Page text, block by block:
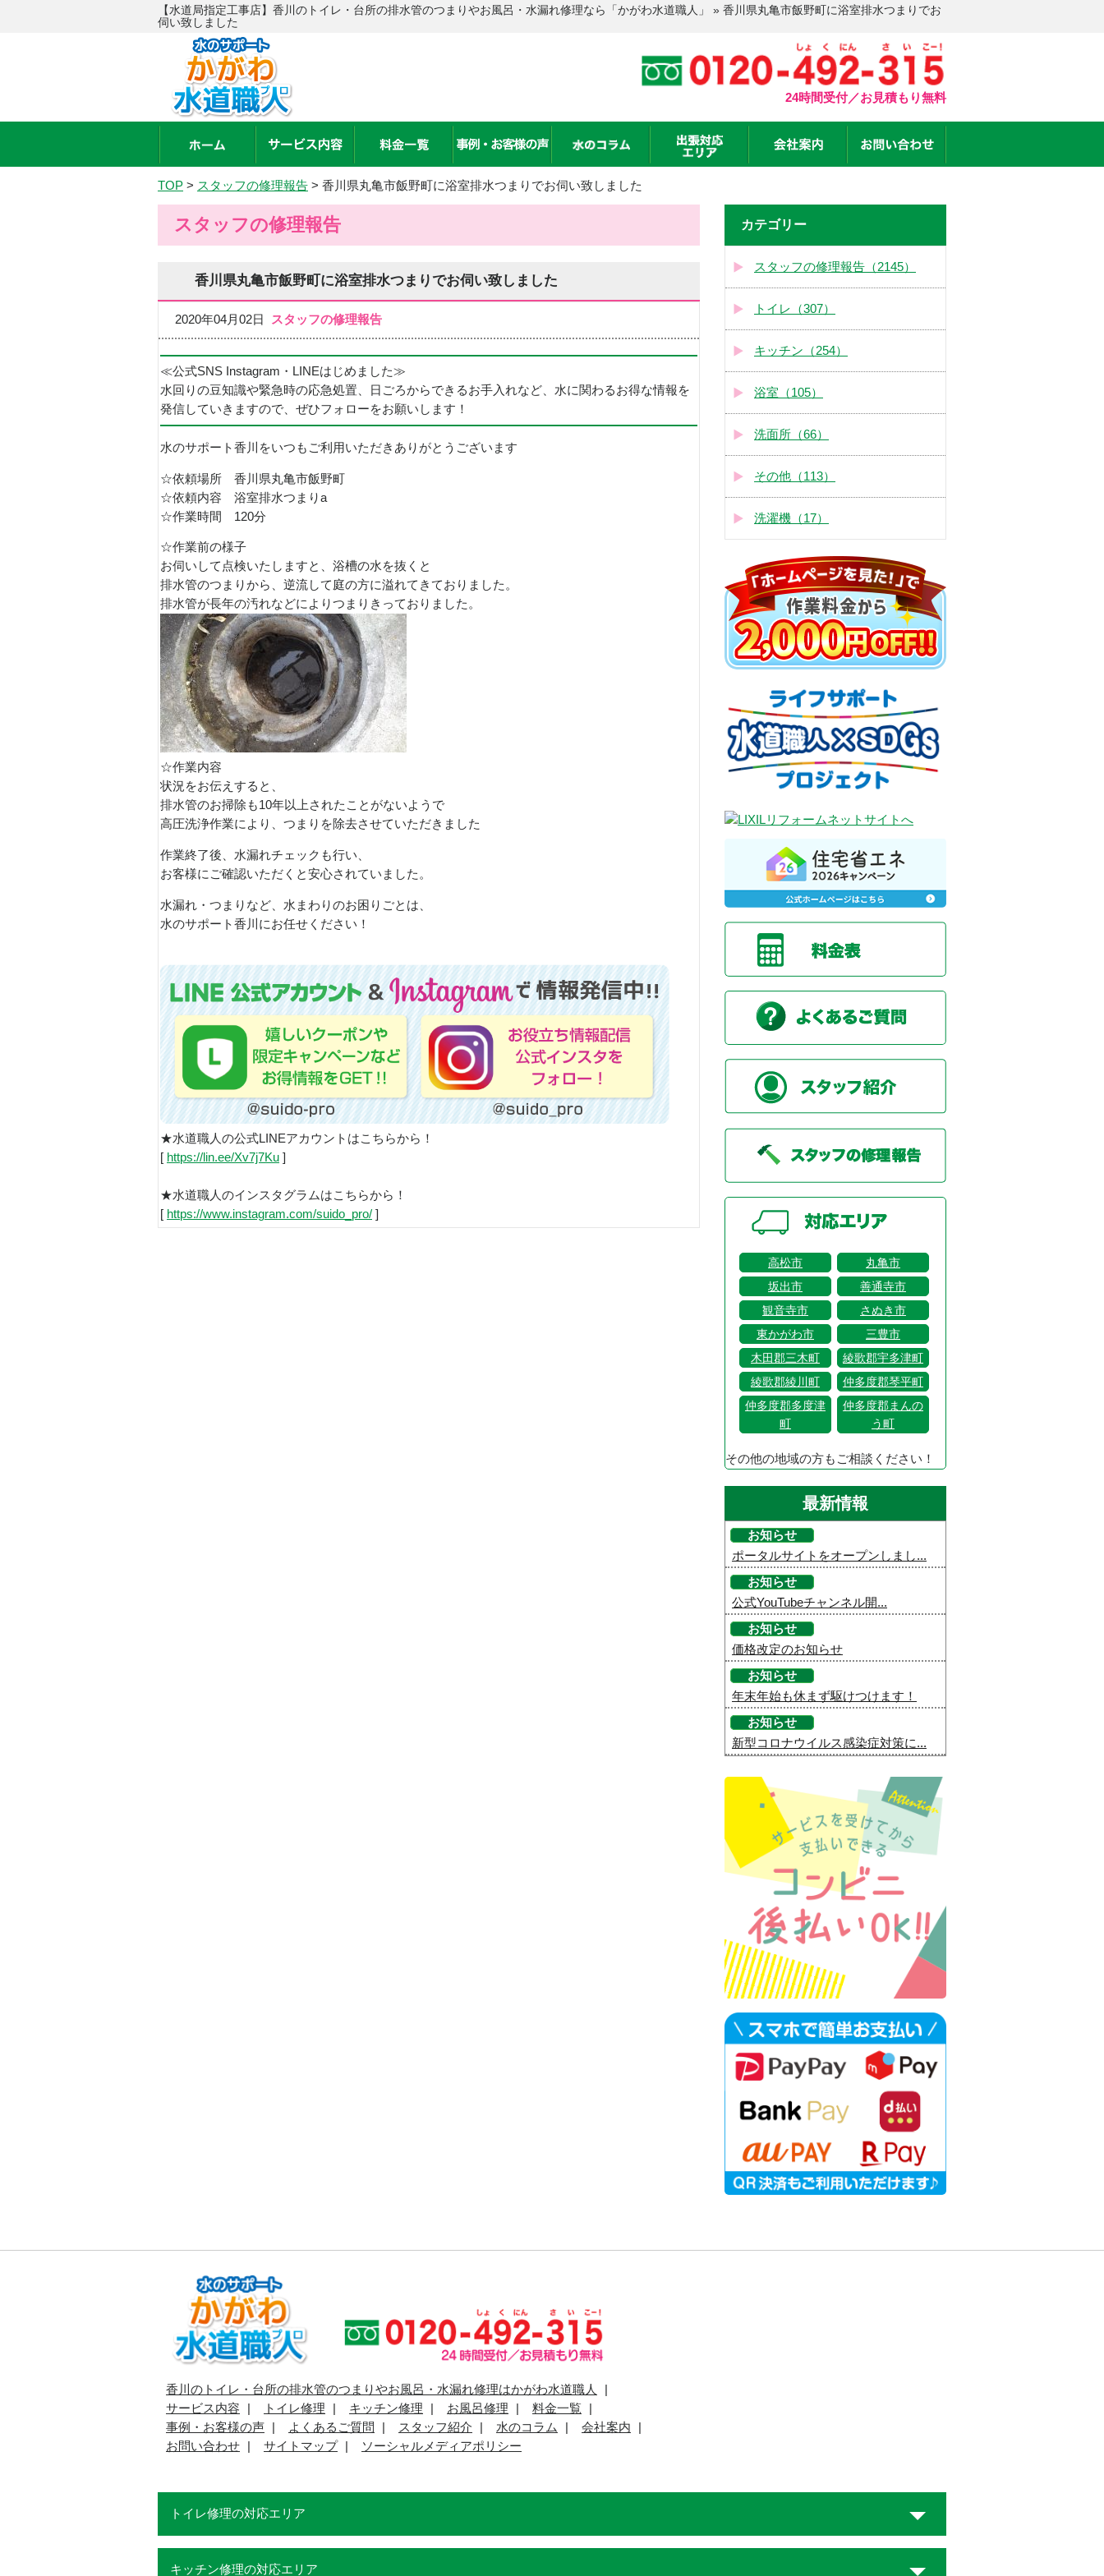
【水道局指定工事店】香川のトイレ・台所の排水管のつまりやお風呂・水漏れ修理なら「かがわ水道職人」 » 香川県丸亀市飯野町に浴室排水つまりでお
伺い致しました
24時間受付／お見積もり無料
TOP > スタッフの修理報告 > 香川県丸亀市飯野町に浴室排水つまりでお伺い致しました
スタッフの修理報告
香川県丸亀市飯野町に浴室排水つまりでお伺い致しました
2020年04月02日 スタッフの修理報告
≪公式SNS Instagram・LINEはじめました≫
水回りの豆知識や緊急時の応急処置、日ごろからできるお手入れなど、水に関わるお得な情報を
発信していきますので、ぜひフォローをお願いします！
水のサポート香川をいつもご利用いただきありがとうございます
☆依頼場所 香川県丸亀市飯野町
☆依頼内容 浴室排水つまりa
☆作業時間 120分
☆作業前の様子
お伺いして点検いたしますと、浴槽の水を抜くと
排水管のつまりから、逆流して庭の方に溢れてきておりました。
排水管が長年の汚れなどによりつまりきっておりました。
☆作業内容
状況をお伝えすると、
排水管のお掃除も10年以上されたことがないようで
高圧洗浄作業により、つまりを除去させていただきました
作業終了後、水漏れチェックも行い、
お客様にご確認いただくと安心されていました。
水漏れ・つまりなど、水まわりのお困りごとは、
水のサポート香川にお任せください！
★水道職人の公式LINEアカウントはこちらから！
[ https://lin.ee/Xv7j7Ku ]
★水道職人のインスタグラムはこちらから！
[ https://www.instagram.com/suido_pro/ ]
カテゴリー
スタッフの修理報告（2145）
トイレ（307）
キッチン（254）
浴室（105）
洗面所（66）
その他（113）
洗濯機（17）
高松市
丸亀市
坂出市
善通寺市
観音寺市
さぬき市
東かがわ市
三豊市
木田郡三木町
綾歌郡宇多津町
綾歌郡綾川町
仲多度郡琴平町
仲多度郡多度津
町
仲多度郡まんの
う町
その他の地域の方もご相談ください！
最新情報
お知らせ
ポータルサイトをオープンしまし...
お知らせ
公式YouTubeチャンネル開...
お知らせ
価格改定のお知らせ
お知らせ
年末年始も休まず駆けつけます！
お知らせ
新型コロナウイルス感染症対策に...
香川のトイレ・台所の排水管のつまりやお風呂・水漏れ修理はかがわ水道職人
サービス内容
トイレ修理 キッチン修理 お風呂修理
料金一覧
事例・お客様の声
よくあるご質問 スタッフ紹介 水のコラム
会社案内
お問い合わせ
サイトマップ ソーシャルメディアポリシー
トイレ修理の対応エリア
キッチン修理の対応エリア